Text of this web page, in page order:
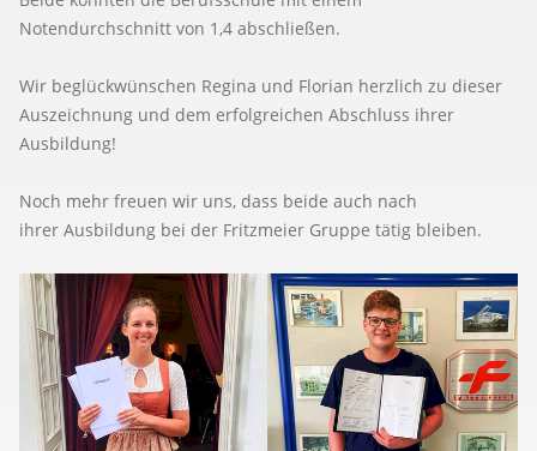
Notendurchschnitt von 1,4 abschließen.
Wir beglückwünschen Regina und Florian herzlich zu dieser
Auszeichnung und dem erfolgreichen Abschluss ihrer
Ausbildung!
Noch mehr freuen wir uns, dass beide auch nach
ihrer Ausbildung bei der Fritzmeier Gruppe tätig bleiben.